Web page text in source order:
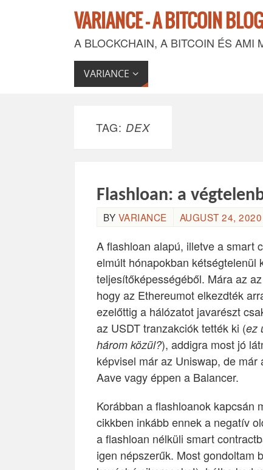
VARIANCE - A BITCOIN
A BLOCKCHAIN, A BITCOIN ÉS AMI
VARIANCE
TAG: DEX
Flashloan: a
BY VARIANCE AUGUST 24,
A flashloan alapú, illetve a smart
elmúlt hónapokban
teljesítőképességéből. Mára az
hogy az Ethereumot elkezdték
ezelőttig a hálózatot javarészt
az USDT tranzakciók tették ki (ez
három közül?), addigra most jó
képvisel már az Uniswap, de
Aave vagy éppen a Balancer.
Korábban a flashloanok kapcsán
cikkben inkább ennek a negatív
a flashloan nélküli smart
igen népszerűk. Most gondoltam